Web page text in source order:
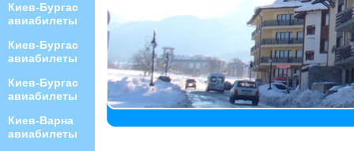
Киев-Бургас
авиабилеты
Киев-Бургас
авиабилеты
Киев-Бургас
авиабилеты
Киев-Варна
авиабилеты